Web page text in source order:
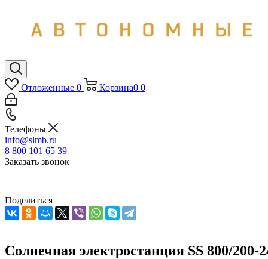
Отложенные 0 Корзина0 0
Телефоны
info@slmb.ru
8 800 101 65 39
Заказать звонок
Поделиться
Солнечная электростанция SS 800/200-